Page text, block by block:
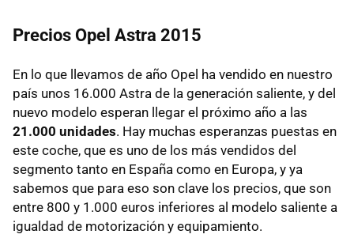
Precios Opel Astra 2015
En lo que llevamos de año Opel ha vendido en nuestro
país unos 16.000 Astra de la generación saliente, y del
nuevo modelo esperan llegar el próximo año a las
21.000 unidades. Hay muchas esperanzas puestas en
este coche, que es uno de los más vendidos del
segmento tanto en España como en Europa, y ya
sabemos que para eso son clave los precios, que son
entre 800 y 1.000 euros inferiores al modelo saliente a
igualdad de motorización y equipamiento.